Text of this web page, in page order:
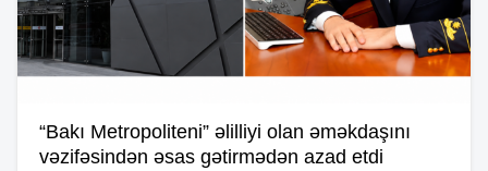
“Bakı Metropoliteni” əlilliyi olan əməkdaşını
vəzifəsindən əsas gətirmədən azad etdi